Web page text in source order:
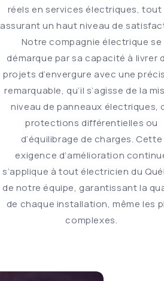
réels en services électriques, tout
assurant un haut niveau de
Notre compagnie électrique se
démarque par sa capacité à livrer
projets d’envergure avec une
remarquable, qu’il s’agisse de la
niveau de panneaux électriques,
protections différentielles ou
d’équilibrage de charges. Cette
exigence d’amélioration
s’applique à tout électricien du
de notre équipe, garantissant la
de chaque installation, même les
complexes.